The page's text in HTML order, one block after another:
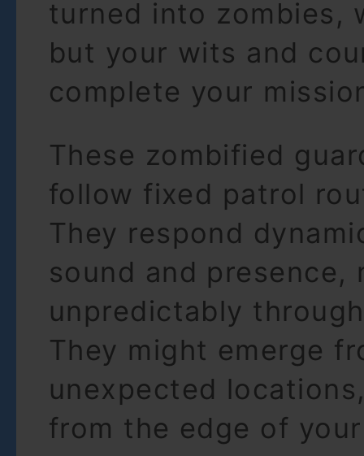
turned into zombies,
but your wits and
complete your
These zombified
follow fixed patrol
They respond
sound and presence,
unpredictably
They might emerge
unexpected
from the edge of